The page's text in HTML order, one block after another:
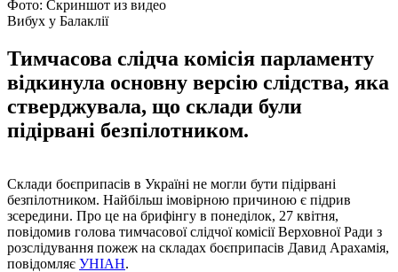
Фото: Скриншот из видео
Вибух у Балаклії
Тимчасова слідча комісія парламенту
відкинула основну версію слідства, яка
стверджувала, що склади були
підірвані безпілотником.
Склади боєприпасів в Україні не могли бути підірвані
безпілотником. Найбільш імовірною причиною є підрив
зсередини. Про це на брифінгу в понеділок, 27 квітня,
повідомив голова тимчасової слідчої комісії Верховної Ради з
розслідування пожеж на складах боєприпасів Давид Арахамія,
повідомляє УНІАН.